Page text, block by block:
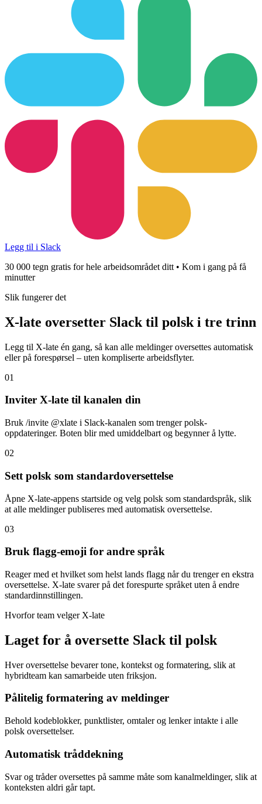
Legg til i Slack
30 000 tegn gratis for hele arbeidsområdet ditt • Kom i gang på få
minutter
Slik fungerer det
X-late oversetter Slack til polsk i tre trinn
Legg til X-late én gang, så kan alle meldinger oversettes automatisk
eller på forespørsel – uten kompliserte arbeidsflyter.
01
Inviter X-late til kanalen din
Bruk /invite @xlate i Slack-kanalen som trenger polsk-
oppdateringer. Boten blir med umiddelbart og begynner å lytte.
02
Sett polsk som standardoversettelse
Åpne X-late-appens startside og velg polsk som standardspråk, slik
at alle meldinger publiseres med automatisk oversettelse.
03
Bruk flagg-emoji for andre språk
Reager med et hvilket som helst lands flagg når du trenger en ekstra
oversettelse. X-late svarer på det forespurte språket uten å endre
standardinnstillingen.
Hvorfor team velger X-late
Laget for å oversette Slack til polsk
Hver oversettelse bevarer tone, kontekst og formatering, slik at
hybridteam kan samarbeide uten friksjon.
Pålitelig formatering av meldinger
Behold kodeblokker, punktlister, omtaler og lenker intakte i alle
polsk oversettelser.
Automatisk tråddekning
Svar og tråder oversettes på samme måte som kanalmeldinger, slik at
konteksten aldri går tapt.